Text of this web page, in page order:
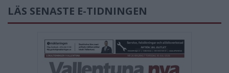
LÄS SENASTE E-TIDNINGEN